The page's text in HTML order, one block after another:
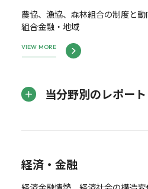
農協、漁協、森林組合の制度と
組合金融・地域
VIEW MORE
当分野別のレポート
経済・金融